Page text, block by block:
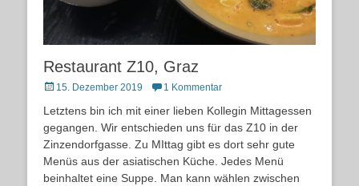
Restaurant Z10, Graz
Posted15. Dezember 2019 1 Kommentar
Letztens bin ich mit einer lieben Kollegin Mittagessen
gegangen. Wir entschieden uns für das Z10 in der
Zinzendorfgasse. Zu MIttag gibt es dort sehr gute
Menüs aus der asiatischen Küche. Jedes Menü
beinhaltet eine Suppe. Man kann wählen zwischen